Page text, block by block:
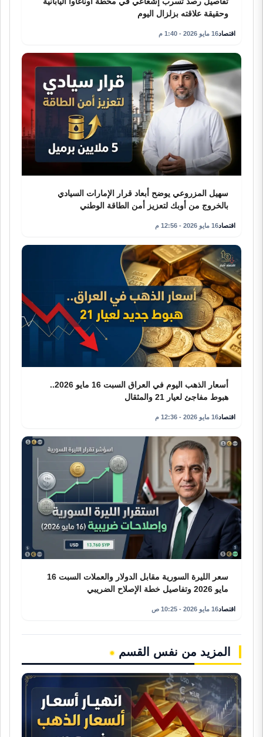
وحقيقة علاقته بزلزال اليوم
اقتصاد16 مايو 2026 - 1:40 م
سهيل المزروعي يوضح أبعاد قرار الإمارات السيادي
بالخروج من أوبك لتعزيز أمن الطاقة الوطني
اقتصاد16 مايو 2026 - 12:56 م
أسعار الذهب اليوم في العراق السبت 16 مايو 2026..
هبوط مفاجئ لعيار 21 والمثقال
اقتصاد16 مايو 2026 - 12:36 م
سعر الليرة السورية مقابل الدولار والعملات السبت 16
مايو 2026 وتفاصيل خطة الإصلاح الضريبي
اقتصاد16 مايو 2026 - 10:25 ص
المزيد من نفس القسم